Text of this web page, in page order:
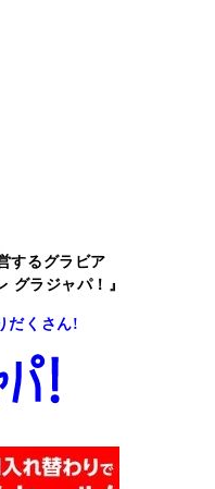
するグラビア
グラジャパ！』
だくさん!